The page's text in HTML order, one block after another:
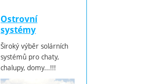
Ostrovní
systémy
Široký výběr solárních
systémů pro chaty,
chalupy, domy...!!!